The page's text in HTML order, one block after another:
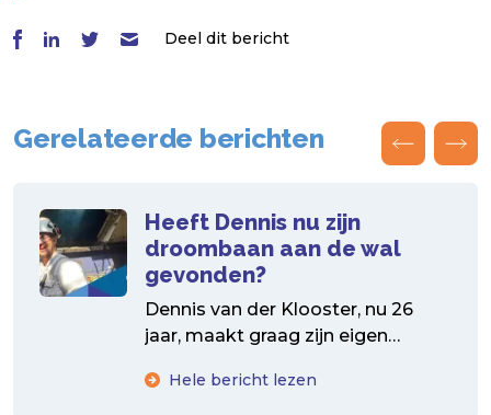
Deel dit bericht
Gerelateerde berichten
Heeft Dennis nu zijn
droombaan aan de wal
gevonden?
Dennis van der Klooster, nu 26
jaar, maakt graag zijn eigen
gaat hij dan...
Hele bericht lezen